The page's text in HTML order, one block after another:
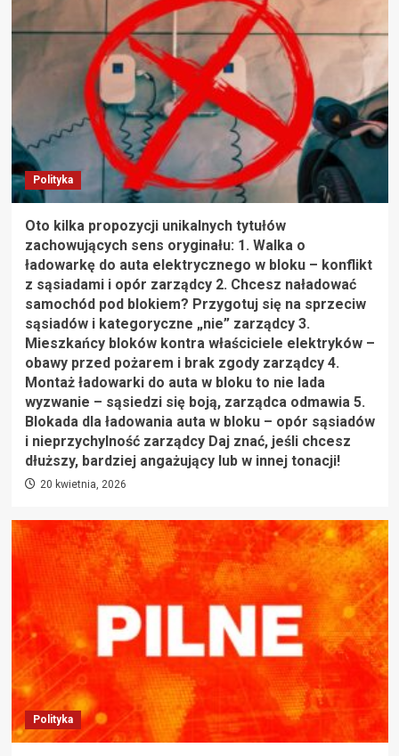
Polityka
Oto kilka propozycji unikalnych tytułów
zachowujących sens oryginału: 1. Walka o
ładowarkę do auta elektrycznego w bloku – konflikt
z sąsiadami i opór zarządcy 2. Chcesz naładować
samochód pod blokiem? Przygotuj się na sprzeciw
sąsiadów i kategoryczne „nie” zarządcy 3.
Mieszkańcy bloków kontra właściciele elektryków –
obawy przed pożarem i brak zgody zarządcy 4.
Montaż ładowarki do auta w bloku to nie lada
wyzwanie – sąsiedzi się boją, zarządca odmawia 5.
Blokada dla ładowania auta w bloku – opór sąsiadów
i nieprzychylność zarządcy Daj znać, jeśli chcesz
dłuższy, bardziej angażujący lub w innej tonacji!
20 kwietnia, 2026
Polityka